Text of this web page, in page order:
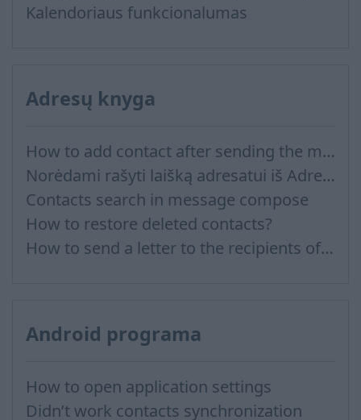
Kalendoriaus funkcionalumas
Adresų knyga
How to add contact after sending the message
Norėdami rašyti laišką adresatui iš Adresų knygos
Contacts search in message compose
How to restore deleted contacts?
How to send a letter to the recipients of contact group?
Android programa
How to open application settings
Didn’t work contacts synchronization